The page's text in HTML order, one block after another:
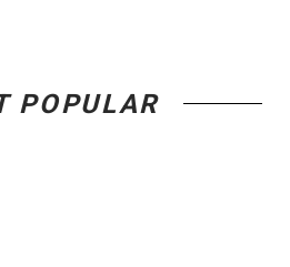
POPULAR